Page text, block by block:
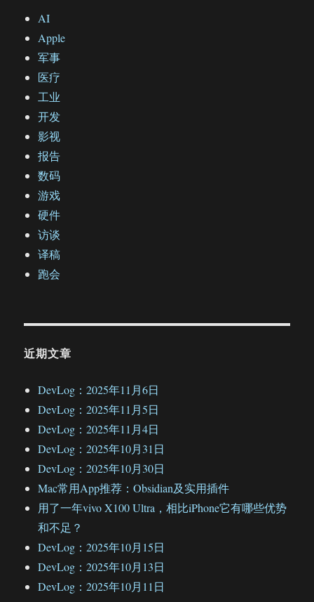
AI
Apple
军事
医疗
工业
开发
影视
报告
数码
游戏
硬件
访谈
译稿
跑会
近期文章
DevLog：2025年11月6日
DevLog：2025年11月5日
DevLog：2025年11月4日
DevLog：2025年10月31日
DevLog：2025年10月30日
Mac常用App推荐：Obsidian及实用插件
用了一年vivo X100 Ultra，相比iPhone它有哪些优势
和不足？
DevLog：2025年10月15日
DevLog：2025年10月13日
DevLog：2025年10月11日